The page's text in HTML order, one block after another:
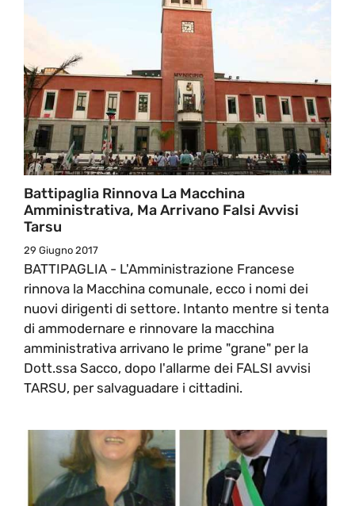
Battipaglia Rinnova La Macchina
Amministrativa, Ma Arrivano Falsi Avvisi
Tarsu
29 Giugno 2017
BATTIPAGLIA - L'Amministrazione Francese
rinnova la Macchina comunale, ecco i nomi dei
nuovi dirigenti di settore. Intanto mentre si tenta
di ammodernare e rinnovare la macchina
amministrativa arrivano le prime "grane" per la
Dott.ssa Sacco, dopo l'allarme dei FALSI avvisi
TARSU, per salvaguadare i cittadini.